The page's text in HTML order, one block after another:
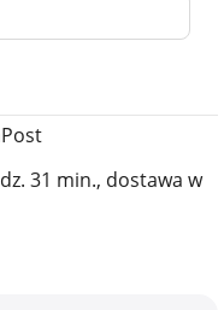
31 min., dostawa w​​